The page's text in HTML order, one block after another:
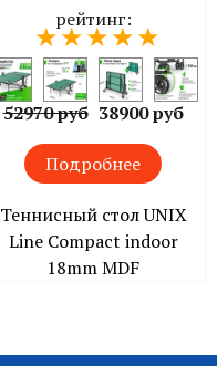
рейтинг:
52970 руб 38900 руб
Подробнее
Теннисный стол UNIX
Line Compact indoor
18mm MDF